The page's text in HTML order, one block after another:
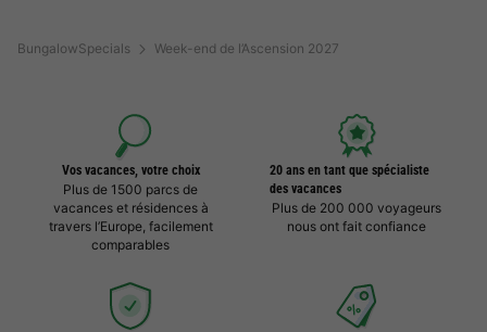
BungalowSpecials Week-end de l’Ascension 2027
Vos vacances, votre choix
Plus de 1500 parcs de
vacances et résidences à
travers l’Europe, facilement
comparables
20 ans en tant que spécialiste
des vacances
Plus de 200 000 voyageurs
nous ont fait confiance